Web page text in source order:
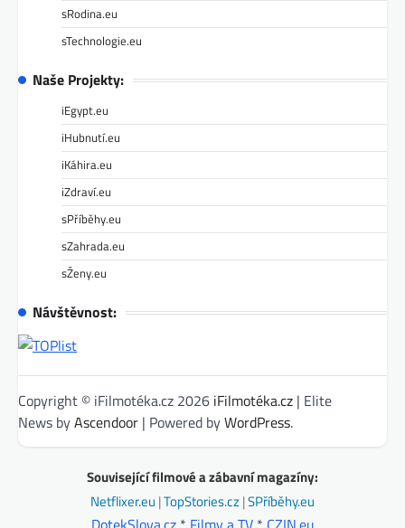
sRodina.eu
sTechnologie.eu
Naše Projekty:
iEgypt.eu
iHubnutí.eu
iKáhira.eu
iZdraví.eu
sPříběhy.eu
sZahrada.eu
sŽeny.eu
Návštěvnost:
Copyright © iFilmotéka.cz 2026 iFilmotéka.cz | Elite
News byAscendoor | Powered byWordPress.
Související filmové a zábavní magazíny:
Netflixer.eu |TopStories.cz|SPříběhy.eu